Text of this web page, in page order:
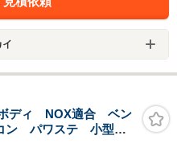
イ
ディ NOX適合 ベン
ン パワステ 小型貨
積載 グリルバンパー